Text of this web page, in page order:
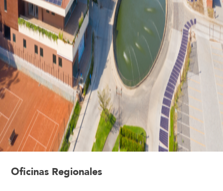
Oficinas Regionales